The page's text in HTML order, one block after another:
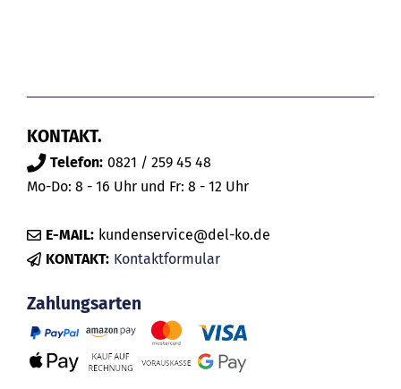
KONTAKT.
Telefon: 0821 / 259 45 48
Mo-Do: 8 - 16 Uhr und Fr: 8 - 12 Uhr
E-MAIL: kundenservice@del-ko.de
KONTAKT: Kontaktformular
Zahlungsarten